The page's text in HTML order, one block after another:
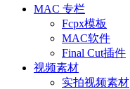
MAC 专栏
Fcpx模板
MAC软件
Final Cut插件
视频素材
实拍视频素材